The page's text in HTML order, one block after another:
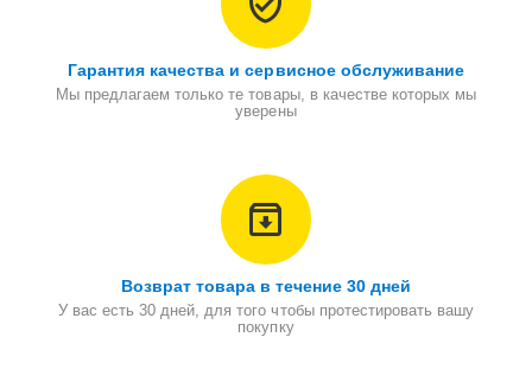
Гарантия качества и сервисное обслуживание
Мы предлагаем только те товары, в качестве которых мы
уверены
Возврат товара в течение 30 дней
У вас есть 30 дней, для того чтобы протестировать вашу
покупку